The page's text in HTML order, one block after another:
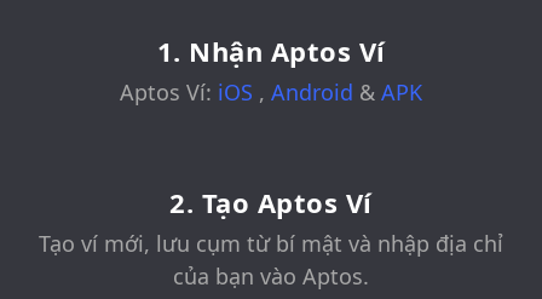
1. Nhận Aptos Ví
Aptos Ví: iOS , Android & APK
2. Tạo Aptos Ví
Tạo ví mới, lưu cụm từ bí mật và nhập địa chỉ
của bạn vào Aptos.